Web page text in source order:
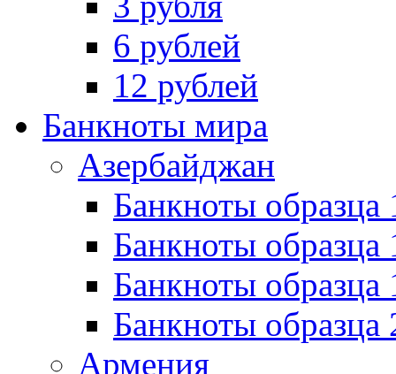
6 рублей
12 рублей
Банкноты мира
Азербайджан
Банкноты образца
Банкноты образца
Банкноты
Банкноты образца
Армения